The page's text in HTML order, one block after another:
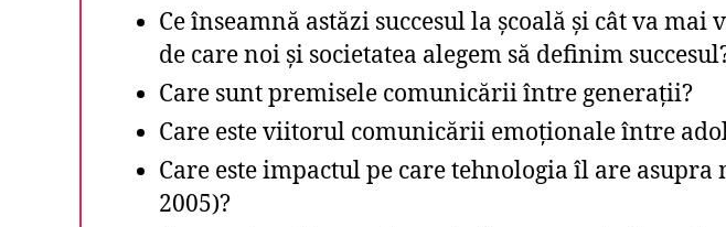
Ce înseamnă astăzi succesul la şcoală şi cât va mai
de care noi şi societatea alegem să definim
Care sunt premisele comunicării între generaţii?
Care este viitorul comunicării emoţionale între
Care este impactul pe care tehnologia îl are
2005)?